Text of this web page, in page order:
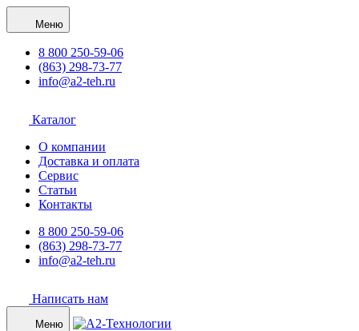
Меню
8 800 250-59-06
(863) 298-73-77
info@a2-teh.ru
Каталог
О компании
Доставка и оплата
Сервис
Статьи
Контакты
8 800 250-59-06
(863) 298-73-77
info@a2-teh.ru
Написать нам
Меню